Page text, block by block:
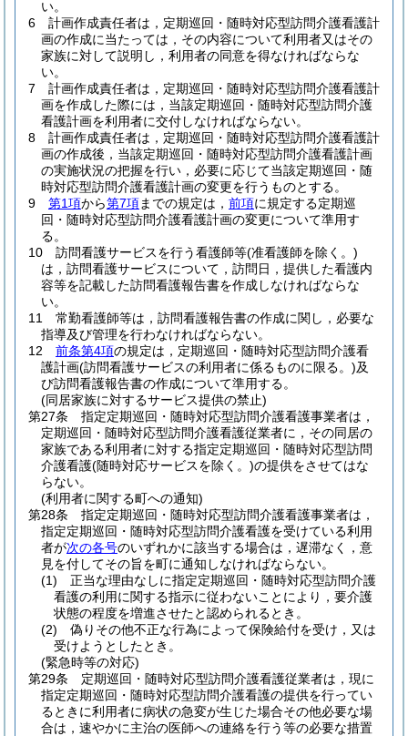
い。
6
計画作成責任者は，定期巡回・随時対応型訪問介護看護計
画の作成に当たっては，その内容について利用者又はその
家族に対して説明し，利用者の同意を得なければならな
い。
7
計画作成責任者は，定期巡回・随時対応型訪問介護看護計
画を作成した際には，当該定期巡回・随時対応型訪問介護
看護計画を利用者に交付しなければならない。
8
計画作成責任者は，定期巡回・随時対応型訪問介護看護計
画の作成後，当該定期巡回・随時対応型訪問介護看護計画
の実施状況の把握を行い，必要に応じて当該定期巡回・随
時対応型訪問介護看護計画の変更を行うものとする。
9
第1項から第7項までの規定は， 前項に規定する定期巡
回・随時対応型訪問介護看護計画の変更について準用す
る。
10
訪問看護サービスを行う看護師等(准看護師を除く。)
は，訪問看護サービスについて，訪問日，提供した看護内
容等を記載した訪問看護報告書を作成しなければならな
い。
11
常勤看護師等は，訪問看護報告書の作成に関し，必要な
指導及び管理を行わなければならない。
12
前条第4項の規定は，定期巡回・随時対応型訪問介護看
護計画(訪問看護サービスの利用者に係るものに限る。)及
び訪問看護報告書の作成について準用する。
(同居家族に対するサービス提供の禁止)
第27条
指定定期巡回・随時対応型訪問介護看護事業者は，
定期巡回・随時対応型訪問介護看護従業者に，その同居の
家族である利用者に対する指定定期巡回・随時対応型訪問
介護看護(随時対応サービスを除く。)の提供をさせてはな
らない。
(利用者に関する町への通知)
第28条
指定定期巡回・随時対応型訪問介護看護事業者は，
指定定期巡回・随時対応型訪問介護看護を受けている利用
者が次の各号のいずれかに該当する場合は，遅滞なく，意
見を付してその旨を町に通知しなければならない。
(1)
正当な理由なしに指定定期巡回・随時対応型訪問介護
看護の利用に関する指示に従わないことにより，要介護
状態の程度を増進させたと認められるとき。
(2)
偽りその他不正な行為によって保険給付を受け，又は
受けようとしたとき。
(緊急時等の対応)
第29条
定期巡回・随時対応型訪問介護看護従業者は，現に
指定定期巡回・随時対応型訪問介護看護の提供を行ってい
るときに利用者に病状の急変が生じた場合その他必要な場
合は，速やかに主治の医師への連絡を行う等の必要な措置